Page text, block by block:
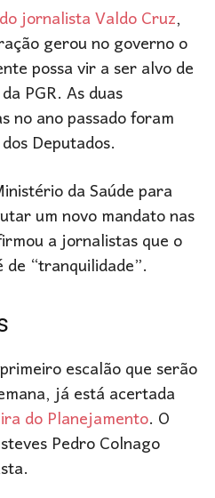
jornalista Valdo Cruz,
gerou no governo o
possa vir a ser alvo de
PGR. As duas
no ano passado foram
Deputados.
da Saúde para
um novo mandato nas
a jornalistas que o
“tranquilidade”.
escalão que serão
já está acertada
do Planejamento. O
Pedro Colnago